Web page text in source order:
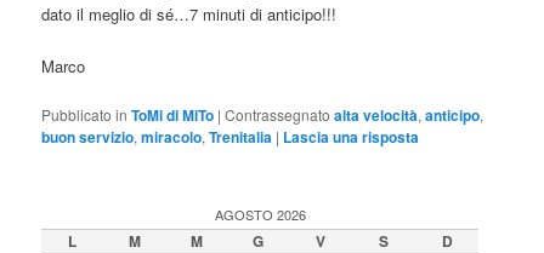
dato il meglio di sé…7 minuti di anticipo!!!
Marco
Pubblicato in ToMi di MiTo |Contrassegnato alta velocità,anticipo,
buon servizio,miracolo,Trenitalia | Lascia una risposta
AGOSTO 2026
L M M G V S D